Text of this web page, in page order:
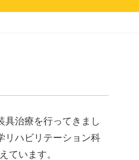
具治療を行ってきまし
リハビリテーション科
ています。